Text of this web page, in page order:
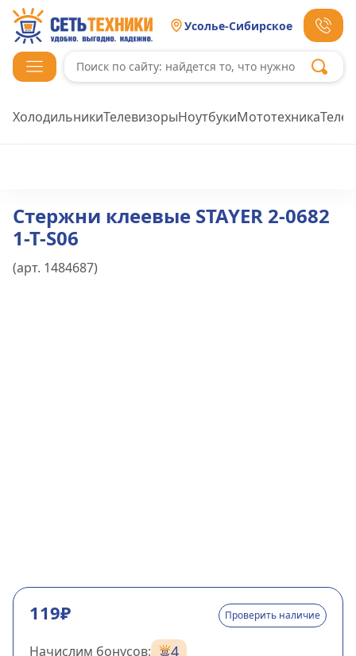
Усолье-Сибирское
ХолодильникиТелевизорыНоутбукиМототехника
Стержни клеевые STAYER 2-0682
1-T-S06
(арт. 1484687)
119₽ Проверить наличие
Начислим бонусов: 4